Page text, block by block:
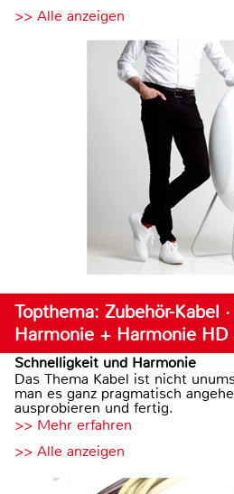
>> Alle anzeigen
Topthema: Zubehör-Kabel
Harmonie + Harmonie HD
Schnelligkeit und Harmonie
Das Thema Kabel ist nicht
man es ganz pragmatisch
ausprobieren und fertig.
>> Mehr erfahren
>> Alle anzeigen